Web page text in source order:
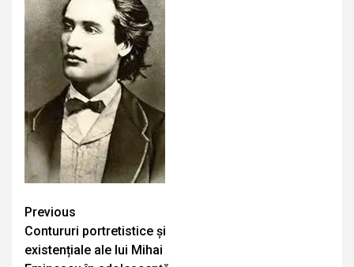
Continue
Reading
Previous
Contururi portretistice și
existențiale ale lui Mihai